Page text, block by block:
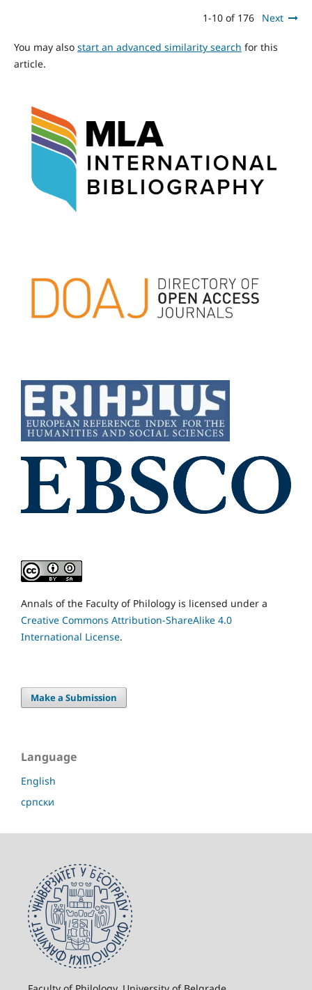
1-10 of 176 Next
You may also start an advanced similarity search for this
article.
Annals of the Faculty of Philology is licensed under a
Creative Commons Attribution-ShareAlike 4.0
International License.
Make a Submission
Language
English
српски